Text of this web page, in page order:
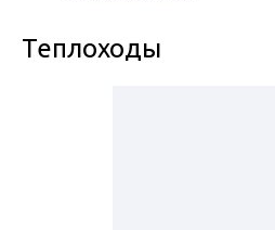
Теплоходы